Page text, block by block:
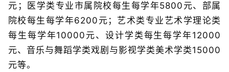
元；医学类专业市属院校每生每学年5800元、部属
院校每生每学年6200元；艺术类专业艺术学理论类
每生每学年10000元、设计学类每生每学年12000
元、音乐与舞蹈学类戏剧与影视学类美术学类15000
元等。